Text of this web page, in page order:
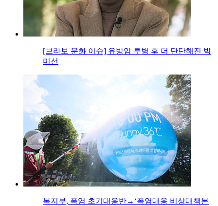
[브라보 문화 이슈] 유방암 투병 후 더 단단해진 박
미선
복지부, 폭염 초기대응반→‘폭염대응 비상대책본